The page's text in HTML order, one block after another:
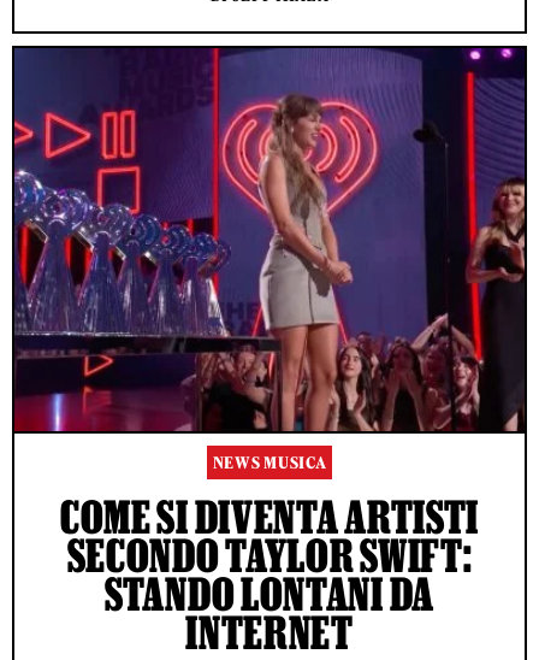
NEWS MUSICA
COME SI DIVENTA ARTISTI
SECONDO TAYLOR SWIFT:
STANDO LONTANI DA
INTERNET